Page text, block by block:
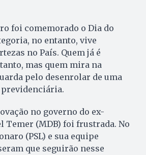
foi comemorado o Dia do
no entanto, vive
no País. Quem já é
mas quem mira na
pelo desenrolar de uma
no governo do ex-
Temer (MDB) foi frustrada. No
(PSL) e sua equipe
que seguirão nesse